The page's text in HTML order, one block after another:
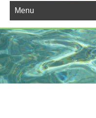
Menu